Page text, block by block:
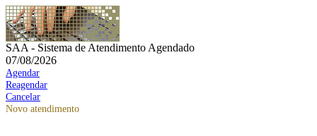
SAA - Sistema de Atendimento Agendado
07/08/2026
Agendar
Reagendar
Cancelar
Novo atendimento